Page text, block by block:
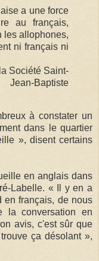
a une force
au français,
les allophones,
ni français ni
Société Saint-
Jean-Baptiste
à constater un
dans le quartier
», disent certains
en anglais dans
Labelle. « Il y en a
en français, de nous
la conversation en
avis, c'est sûr que
ça désolant »,